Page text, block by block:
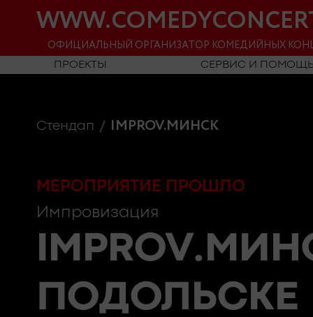
ОФИЦИАЛЬНЫЙ ОРГАНИЗАТОР КОМЕДИЙНЫХ
ПРОЕКТЫ СЕРВИС И ПОМОЩЬ
Стендап IMPROV.МИНСК
МЕРОПРИЯТИЕ ПРОШЛО
Импровизация
ПОДОЛЬСКЕ